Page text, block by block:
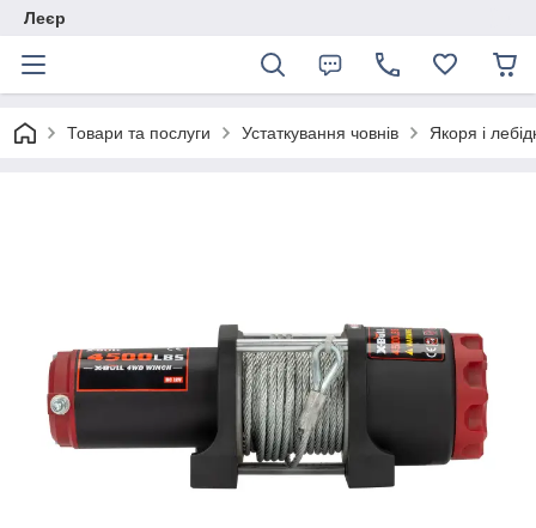
Леєр
Товари та послуги Устаткування човнів Якоря і